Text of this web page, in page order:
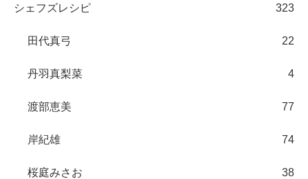
シェフズレシピ 323
田代真弓 22
丹羽真梨菜 4
渡部恵美 77
岸紀雄 74
桜庭みさお 38